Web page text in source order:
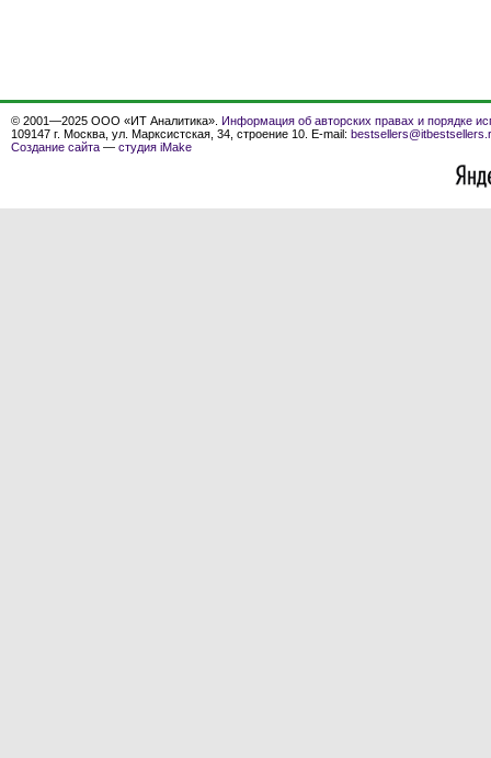
© 2001—2025 ООО «ИТ Аналитика». Информация об авторских правах и порядке
109147 г. Москва, ул. Марксистская, 34, строение 10. E-mail:
Создание сайта — студия iMake